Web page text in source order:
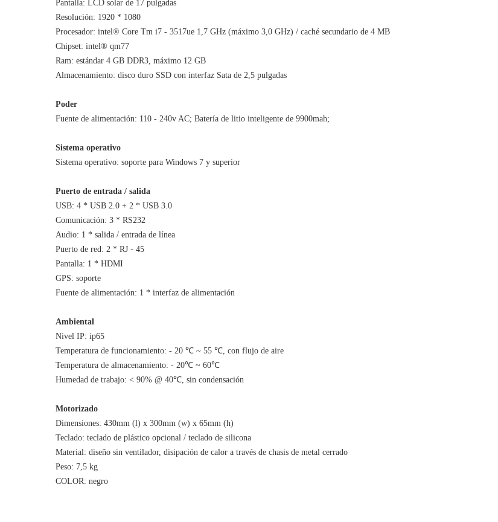
Pantalla: LCD solar de 17 pulgadas
Resolución: 1920 * 1080
Procesador: intel® Core Tm i7 - 3517ue 1,7 GHz (máximo 3,0 GHz) / caché secundario de 4 MB
Chipset: intel® qm77
Ram: estándar 4 GB DDR3, máximo 12 GB
Almacenamiento: disco duro SSD con interfaz Sata de 2,5 pulgadas
Poder
Fuente de alimentación: 110 - 240v AC; Batería de litio inteligente de 9900mah;
Sistema operativo
Sistema operativo: soporte para Windows 7 y superior
Puerto de entrada / salida
USB: 4 * USB 2.0 + 2 * USB 3.0
Comunicación: 3 * RS232
Audio: 1 * salida / entrada de línea
Puerto de red: 2 * RJ - 45
Pantalla: 1 * HDMI
GPS: soporte
Fuente de alimentación: 1 * interfaz de alimentación
Ambiental
Nivel IP: ip65
Temperatura de funcionamiento: - 20 ℃ ~ 55 ℃, con flujo de aire
Temperatura de almacenamiento: - 20℃ ~ 60℃
Humedad de trabajo: < 90% @ 40℃, sin condensación
Motorizado
Dimensiones: 430mm (l) x 300mm (w) x 65mm (h)
Teclado: teclado de plástico opcional / teclado de silicona
Material: diseño sin ventilador, disipación de calor a través de chasis de metal cerrado
Peso: 7,5 kg
COLOR: negro